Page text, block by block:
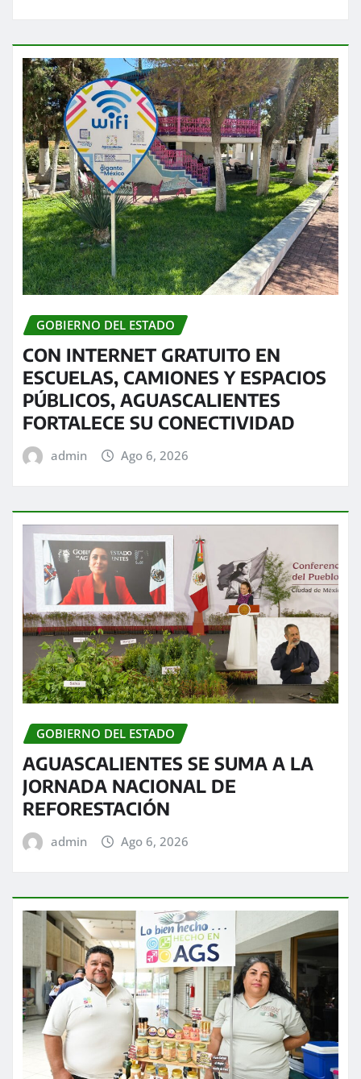
GOBIERNO DEL ESTADO
CON INTERNET GRATUITO EN
ESCUELAS, CAMIONES Y ESPACIOS
PÚBLICOS, AGUASCALIENTES
FORTALECE SU CONECTIVIDAD
admin Ago 6, 2026
GOBIERNO DEL ESTADO
AGUASCALIENTES SE SUMA A LA
JORNADA NACIONAL DE
REFORESTACIÓN
admin Ago 6, 2026